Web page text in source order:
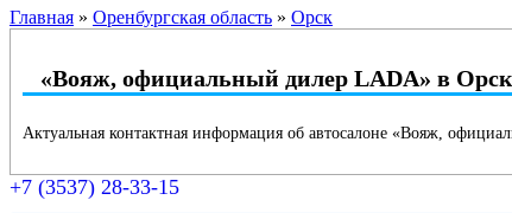
Главная » Оренбургская область » Орск
«Вояж, официальный дилер LADA» в
Актуальная контактная информация об автосалоне «Вояж,
+7 (3537) 28-33-15